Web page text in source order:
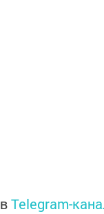
Telegram-